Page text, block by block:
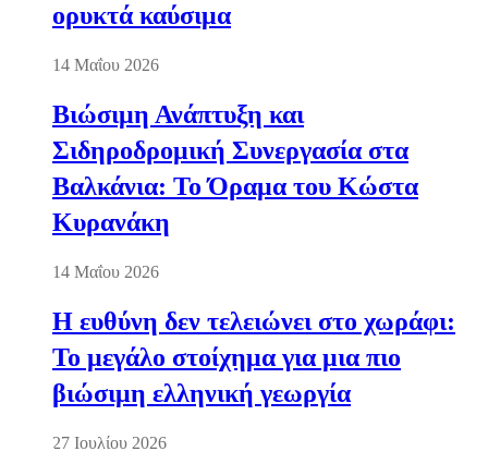
ορυκτά καύσιμα
14 Μαΐου 2026
Βιώσιμη Ανάπτυξη και
Σιδηροδρομική Συνεργασία στα
Βαλκάνια: Το Όραμα του Κώστα
Κυρανάκη
14 Μαΐου 2026
Η ευθύνη δεν τελειώνει στο χωράφι:
Το μεγάλο στοίχημα για μια πιο
βιώσιμη ελληνική γεωργία
27 Ιουλίου 2026